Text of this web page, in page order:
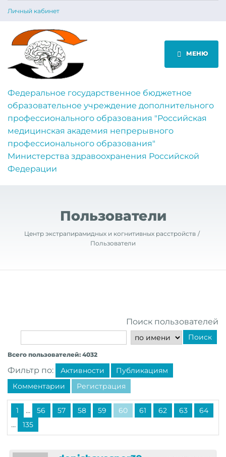
Личный кабинет
МЕНЮ
Федеральное государственное бюджетное
образовательное учреждение дополнительного
профессионального образования "Российская
медицинская академия непрерывного
профессионального образования"
Министерства здравоохранения Российской
Федерации
Пользователи
Центр экстрапирамидных и когнитивных расстройств
Пользователи
Поиск пользователей
Поиск
Всего пользователей: 4032
Фильтр по: Активности
Публикациям
Комментарии
Регистрация
1 ... 56 57 58 59 60 61 62 63 64
... 135